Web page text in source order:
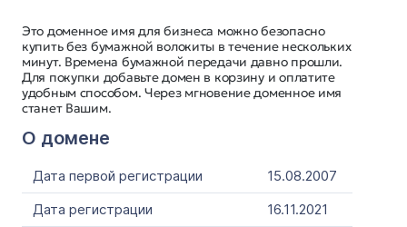
Это доменное имя для бизнеса можно безопасно
купить без бумажной волокиты в течение нескольких
минут. Времена бумажной передачи давно прошли.
Для покупки добавьте домен в корзину и оплатите
удобным способом. Через мгновение доменное имя
станет Вашим.
О домене
Дата первой регистрации
15.08.2007
Дата регистрации
16.11.2021